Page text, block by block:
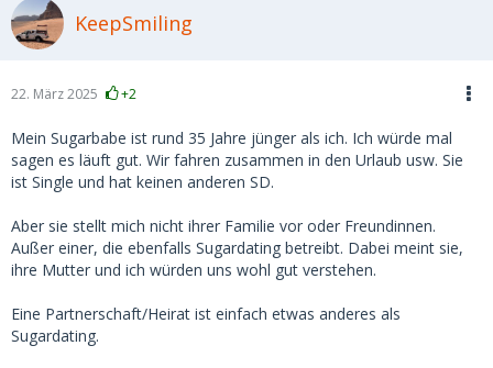
KeepSmiling
22. März 2025 +2
Mein Sugarbabe ist rund 35 Jahre jünger als ich. Ich würde mal
sagen es läuft gut. Wir fahren zusammen in den Urlaub usw. Sie
ist Single und hat keinen anderen SD.
Aber sie stellt mich nicht ihrer Familie vor oder Freundinnen.
Außer einer, die ebenfalls Sugardating betreibt. Dabei meint sie,
ihre Mutter und ich würden uns wohl gut verstehen.
Eine Partnerschaft/Heirat ist einfach etwas anderes als
Sugardating.